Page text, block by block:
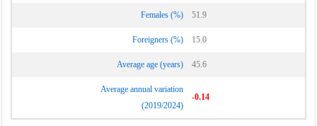
Vignate
Vizzolo
Predabissi
Females (%) 51.9
Foreigners (%) 15.0
Average age (years) 45.6
Average annual variation
(2019/2024)
-0.14